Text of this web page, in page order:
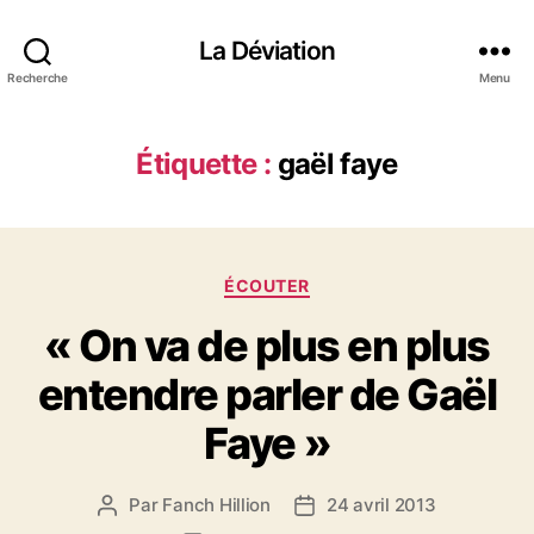
Recherche
La Déviation
Menu
Étiquette : gaël faye
C
t
é
g
o
r
i
s
ÉCOUTER
« On va de plus en plus
entendre parler de Gaël
Faye »
A Par Fanch Hillion
D 24 avril 2013